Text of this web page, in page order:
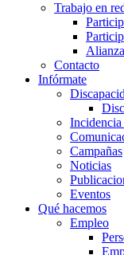
Trabajo en
Contacto
Infórmate
Campañas
Noticias
Eventos
Qué hacemos
Empleo